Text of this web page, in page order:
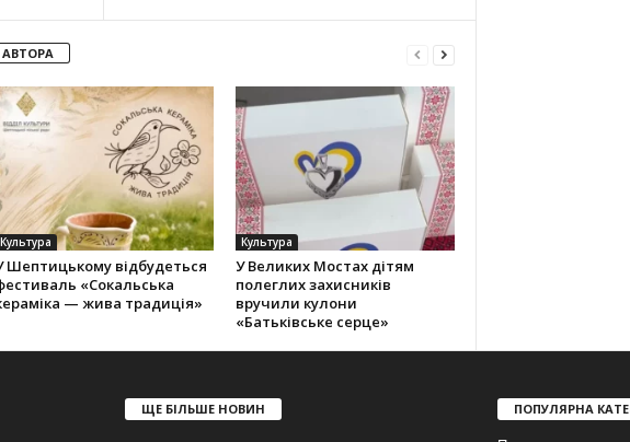
АВТОРА
Культура
Шептицькому відбудеться
«Сокальська
— жива традиція»
Культура
У Великих Мостах дітям
полеглих захисників
вручили кулони
«Батьківське серце»
ЩЕ БІЛЬШЕ НОВИН ПОПУЛЯРНА